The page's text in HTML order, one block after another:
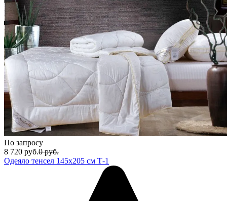
По запросу
8 720 руб.0 руб.
Одеяло тенсел 145х205 см Т-1